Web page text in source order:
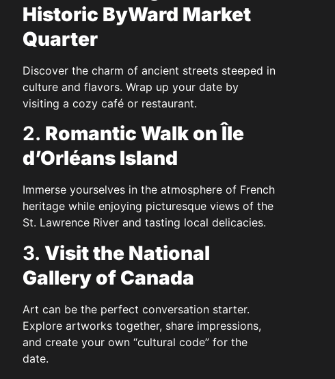
Historic ByWard Market
Quarter
Discover the charm of ancient streets steeped in
culture and flavors. Wrap up your date by
visiting a cozy café or restaurant.
2. Romantic Walk on Île
d’Orléans Island
Immerse yourselves in the atmosphere of French
heritage while enjoying picturesque views of the
St. Lawrence River and tasting local delicacies.
3. Visit the National
Gallery of Canada
Art can be the perfect conversation starter.
Explore artworks together, share impressions,
and create your own “cultural code” for the
date.